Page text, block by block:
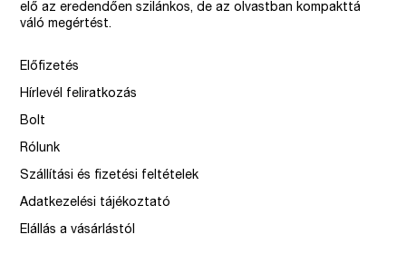
elő az eredendően szilánkos, de az olvastban kompakttá
váló megértést.
Előfizetés
Hírlevél feliratkozás
Bolt
Rólunk
Szállítási és fizetési feltételek
Adatkezelési tájékoztató
Elállás a vásárlástól